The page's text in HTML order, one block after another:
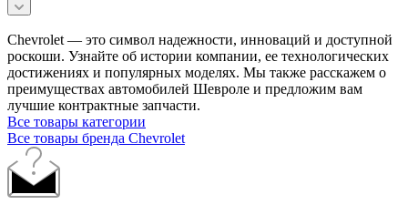
Chevrolet — это символ надежности, инноваций и доступной
роскоши. Узнайте об истории компании, ее технологических
достижениях и популярных моделях. Мы также расскажем о
преимуществах автомобилей Шевроле и предложим вам
лучшие контрактные запчасти.
Все товары категории
Все товары бренда Chevrolet